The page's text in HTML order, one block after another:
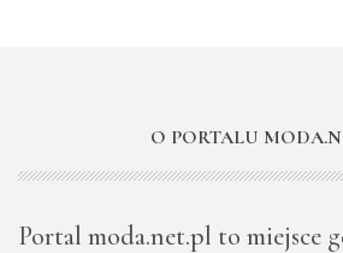
O PORTALU
Portal moda.net.pl to miejsce